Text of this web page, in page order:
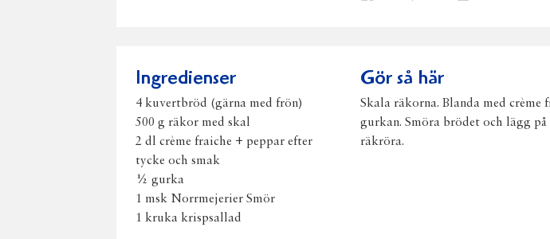
Ingredienser
4 kuvertbröd (gärna med frön)
500 g räkor med skal
2 dl crème fraiche + peppar efter
tycke och smak
½ gurka
1 msk Norrmejerier Smör
1 kruka krispsallad
Gör så här
Skala räkorna. Blanda med crème
gurkan. Smöra brödet och lägg
räkröra.